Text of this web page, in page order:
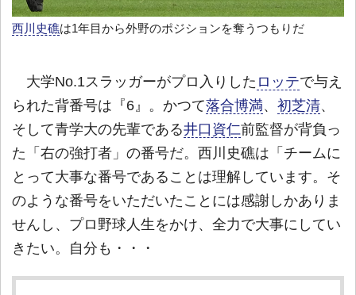
西川史礁は1年目から外野のポジションを奪うつもりだ
大学No.1スラッガーがプロ入りした ロッテで与え
られた背番号は『6』。かつて落合博満、 初芝清、
そして青学大の先輩である井口資仁前監督が背負っ
た「右の強打者」の番号だ。西川史礁は「チームに
とって大事な番号であることは理解しています。そ
のような番号をいただいたことには感謝しかありま
せんし、プロ野球人生をかけ、全力で大事にしてい
きたい。自分も・・・